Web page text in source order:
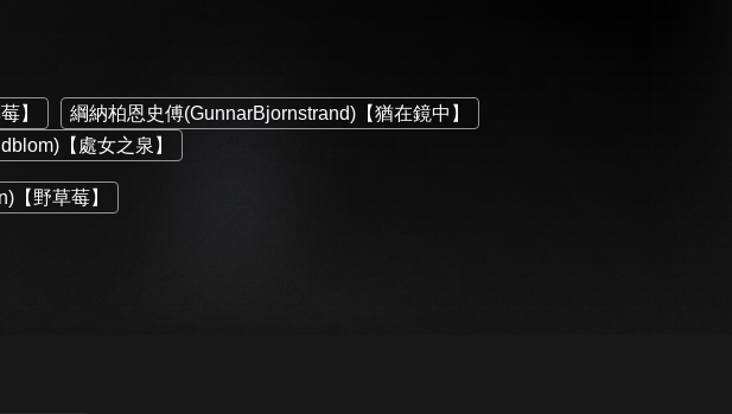
】
綱納柏恩史傅(GunnarBjornstrand)【猶在鏡中】
【處女之泉】
【野草莓】